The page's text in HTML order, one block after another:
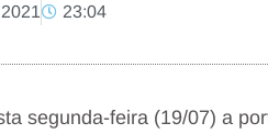
23:04
segunda-feira (19/07) a